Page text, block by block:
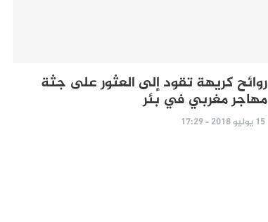
روائح كريهة تقود إلى العثور على جثة
مهاجر مغربي في بئر
15 يوليو 2018 - 17:29